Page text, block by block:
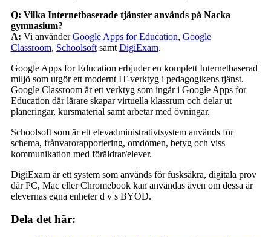
Q: Vilka Internetbaserade tjänster används på Nacka
gymnasium?
A: Vi använderGoogle Apps for Education, Google
Classroom, Schoolsoftsamt DigiExam.
Google Apps for Education erbjuder en komplett Internetbaserad
miljö som utgör ett modernt IT-verktyg i pedagogikens tjänst.
Google Classroom är ett verktyg som ingår i Google Apps for
Education där lärare skapar virtuella klassrum och delar ut
planeringar, kursmaterial samt arbetar med övningar.
Schoolsoft som är ett elevadministrativtsystem används för
schema, frånvarorapportering, omdömen, betyg och viss
kommunikation med föräldrar/elever.
DigiExam är ett system som används för fusksäkra, digitala prov
där PC, Mac eller Chromebook kan användas även om dessa är
elevernas egna enheter d v s BYOD.
Dela det här: